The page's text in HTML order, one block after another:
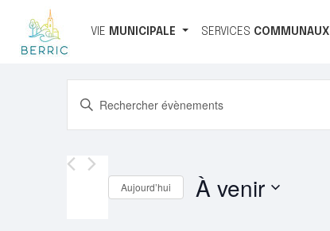
VIE MUNICIPALE SERVICES COMMUNAUX
RECHERCHE
ET
NAVIGATION
Saisir
Rechercher
Évènements
Aujourd’hui À venir